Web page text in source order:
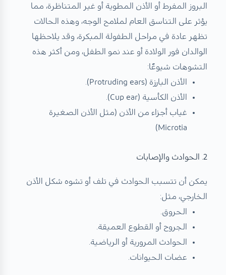
البروز المفرط أو الأذن المطوية أو غير المتناظرة، مما
يؤثر على التناسق العام لملامح الوجه، وهذه الحالات
تظهر عادة في مراحل الطفولة المبكرة، وقد يلاحظها
الوالدان فور الولادة أو عند نمو الطفل، ومن أكثر هذه
التشوهات شيوعًا:
الأذن البارزة (Protruding ears).
الأذن الكأسية (Cup ear).
غياب أجزاء من الأذن (مثل الأذن الصغيرة
Microtia)
2. الحوادث والإصابات
يمكن أن تتسبب الحوادث في تلف أو تشوه شكل الأذن
الخارجي، مثل:
الحروق.
الجروح أو القطوع العميقة.
الحوادث المرورية أو الرياضية.
عضات الحيوانات.